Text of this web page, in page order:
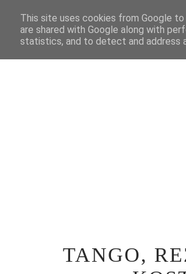
STRONA GŁÓWNA WOKÓŁ TEATRU
TANGO,
This site uses cookies from Google
are shared with Google along with
statistics, and to detect and address